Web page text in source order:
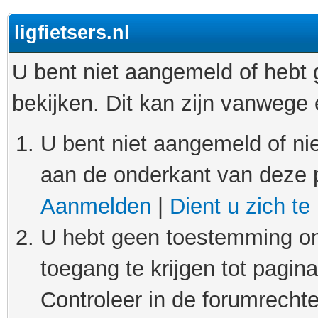
ligfietsers.nl
U bent niet aangemeld of
bekijken. Dit kan zijn
U bent niet aangemeld of
aan de onderkant van
Aanmelden
Dient u zich te
U hebt geen toestemming
toegang te krijgen tot
Controleer in de